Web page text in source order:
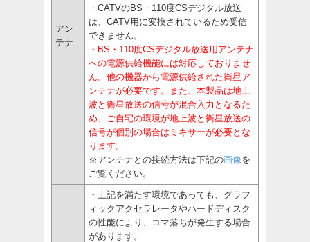
アン
テナ
・CATVのBS・110度CSデジタル放送
は、CATV用に変換されているため受信
できません。
・BS・110度CSデジタル放送用アンテナ
への電源供給機能には対応しておりませ
ん。他の機器から電源供給された衛星ア
ンテナが必要です。また、本製品は地上
波と衛星放送の信号が混合入力となるた
め、ご自宅の環境が地上波と衛星放送の
信号が個別の場合はミキサーが必要とな
ります。
※アンテナとの接続方法は下記の画像を
ご覧ください。
・上記を満たす環境であっても、グラフ
ィックアクセラレータやハードディスク
の性能により、コマ落ちが発生する場合
があります。